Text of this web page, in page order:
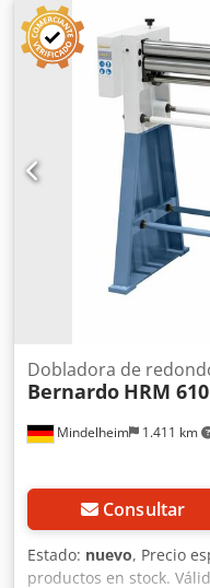
Mindelheim 1.411 km
Dobladora de
Bernardo HRM 610
Consultar
Estado: nuevo, Precio
productos en stock.